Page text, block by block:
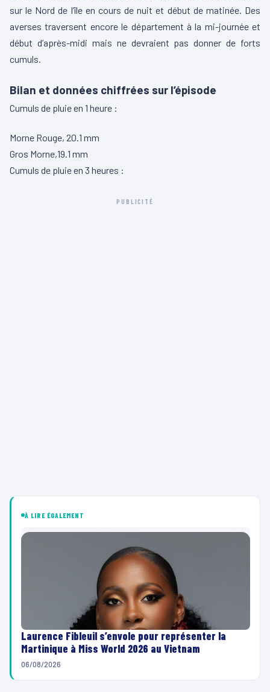
sur le Nord de l’île en cours de nuit et début de matinée. Des
averses traversent encore le département à la mi-journée et
début d’après-midi mais ne devraient pas donner de forts
cumuls.
Bilan et données chiffrées sur l’épisode
Cumuls de pluie en 1 heure :
Morne Rouge, 20.1 mm
Gros Morne,19.1 mm
Cumuls de pluie en 3 heures :
PUBLICITÉ
À LIRE ÉGALEMENT
Laurence Fibleuil s’envole pour représenter la
Martinique à Miss World 2026 au Vietnam
06/08/2026